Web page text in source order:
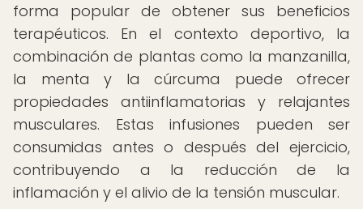
forma popular de obtener sus beneficios
terapéuticos. En el contexto deportivo, la
combinación de plantas como la manzanilla,
la menta y la cúrcuma puede ofrecer
propiedades antiinflamatorias y relajantes
musculares. Estas infusiones pueden ser
consumidas antes o después del ejercicio,
contribuyendo a la reducción de la
inflamación y el alivio de la tensión muscular.